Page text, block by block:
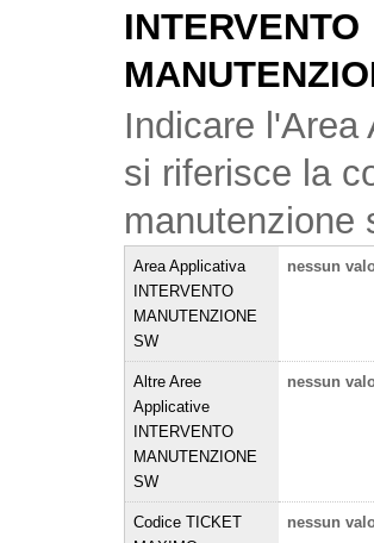
INTERVENTO
Indicare l'Area
si riferisce la
manutenzione
Area Applicativa
INTERVENTO
MANUTENZIONE
SW
nessun
Altre Aree
Applicative
INTERVENTO
MANUTENZIONE
SW
nessun
Codice TICKET
nessun